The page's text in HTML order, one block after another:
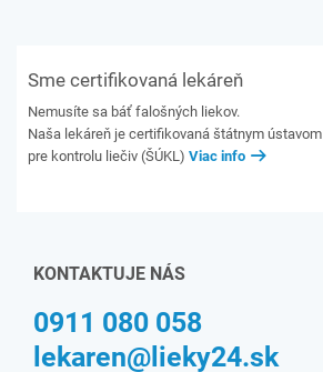
Sme certifikovaná lekáreň
Nemusíte sa báť falošných liekov.
Naša lekáreň je certifikovaná štátnym ústavom
pre kontrolu liečiv (ŠÚKL) Viac info
KONTAKTUJE NÁS
0911 080 058
lekaren@lieky24.sk